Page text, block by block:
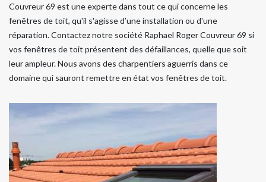
Couvreur 69 est une experte dans tout ce qui concerne les
fenêtres de toit, qu'il s'agisse d’une installation ou d'une
réparation. Contactez notre société Raphael Roger Couvreur 69 si
vos fenêtres de toit présentent des défaillances, quelle que soit
leur ampleur. Nous avons des charpentiers aguerris dans ce
domaine qui sauront remettre en état vos fenêtres de toit.